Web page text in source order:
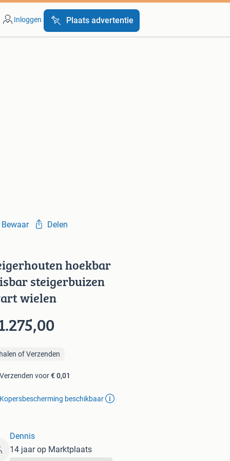
Inloggen Plaats advertentie
Bewaar Delen
hoekbar
steigerbuizen
wielen
of Verzenden
Verzenden voor€ 0,01
Kopersbescherming beschikbaar
Dennis
14 jaar op Marktplaats